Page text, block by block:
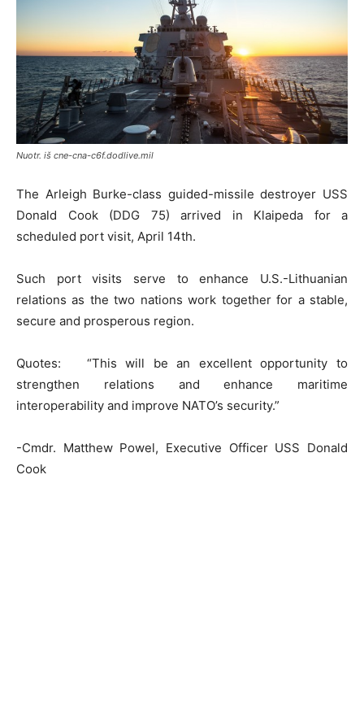
Nuotr. iš cne-cna-c6f.dodlive.mil
The Arleigh Burke-class guided-missile destroyer USS
Donald Cook (DDG 75) arrived in Klaipeda for a
scheduled port visit, April 14th.
Such port visits serve to enhance U.S.-Lithuanian
relations as the two nations work together for a stable,
secure and prosperous region.
Quotes: “This will be an excellent opportunity to
strengthen relations and enhance maritime
interoperability and improve NATO’s security.”
-Cmdr. Matthew Powel, Executive Officer USS Donald
Cook